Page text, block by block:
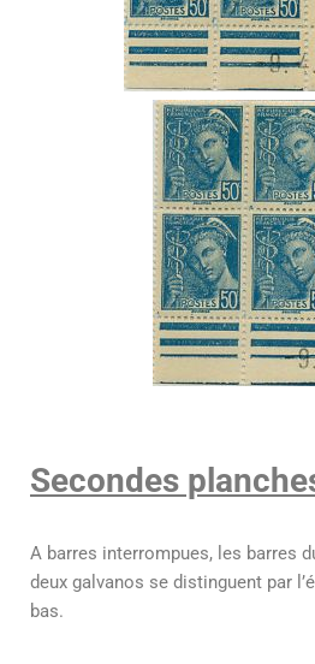
Secondes
A barres interrompues, les barres
deux galvanos se distinguent par
bas.